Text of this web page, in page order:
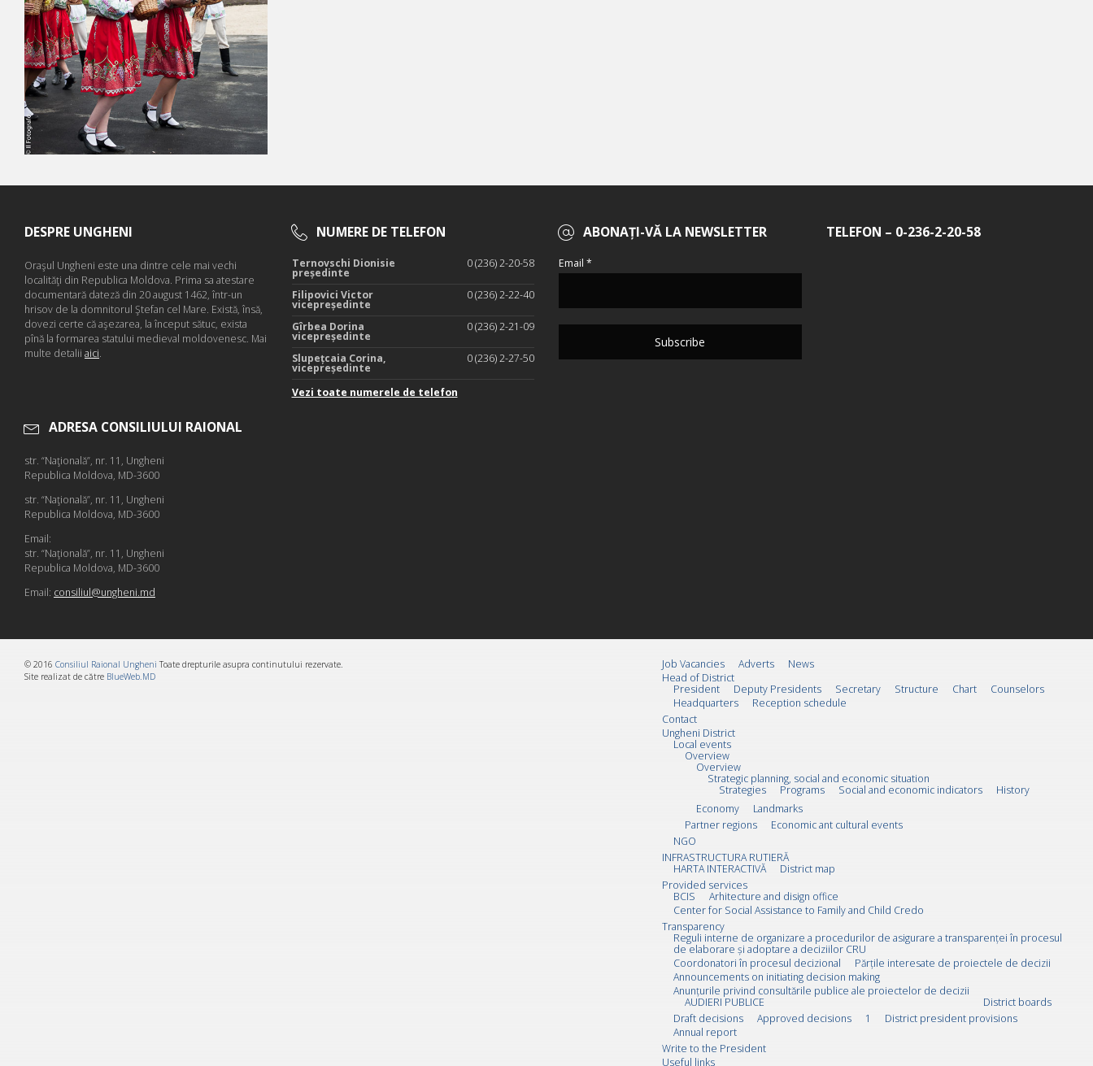
DESPRE UNGHENI
Oraşul Ungheni este una dintre cele mai vechi
localităţi din Republica Moldova. Prima sa atestare
documentară dateză din 20 august 1462, într-un
hrisov de la domnitorul Ştefan cel Mare. Există, însă,
dovezi certe că aşezarea, la început sătuc, exista
pînă la formarea statului medieval moldovenesc. Mai
multe detalii aici.
NUMERE DE TELEFON
Ternovschi Dionisie
președinte
0 (236) 2-20-58
Filipovici Victor
vicepreședinte
0 (236) 2-22-40
Gîrbea Dorina
vicepreședinte
0 (236) 2-21-09
Slupețcaia Corina,
vicepreședinte
0 (236) 2-27-50
Vezi toate numerele de telefon
ABONAȚI-VĂ LA NEWSLETTER
Email *
TELEFON – 0-236-2-20-58
ADRESA CONSILIULUI RAIONAL
str. “Naţională”, nr. 11, Ungheni
Republica Moldova, MD-3600
str. “Naţională”, nr. 11, Ungheni
Republica Moldova, MD-3600
Email:
str. “Naţională”, nr. 11, Ungheni
Republica Moldova, MD-3600
Email: consiliul@ungheni.md
Job Vacancies Adverts
News
Head of District
President
Deputy Presidents Secretary Structure Chart
Counselors
Headquarters
Reception schedule
Contact
Ungheni District
Local events
Overview
Overview
Strategic planning, social and economic situation
Strategies
Programs Social and economic indicators
History
Economy
Landmarks
Partner regions
Economic ant cultural events
NGO
INFRASTRUCTURA RUTIERĂ
HARTA INTERACTIVĂ
District map
Provided services
BCIS
Arhitecture and disign office
Center for Social Assistance to Family and Child Credo
Transparency
Reguli interne de organizare a procedurilor de asigurare a transparenței în procesul
de elaborare și adoptare a deciziilor CRU
Coordonatori în procesul decizional
Părțile interesate de proiectele de decizii
Announcements on initiating decision making
Anunțurile privind consultările publice ale proiectelor de decizii
AUDIERI PUBLICE
District boards
Draft decisions
Approved decisions 1
District president provisions
Annual report
Write to the President
Useful links
© 2016 Consiliul Raional Ungheni Toate drepturile asupra continutului rezervate.
Site realizat de către BlueWeb.MD